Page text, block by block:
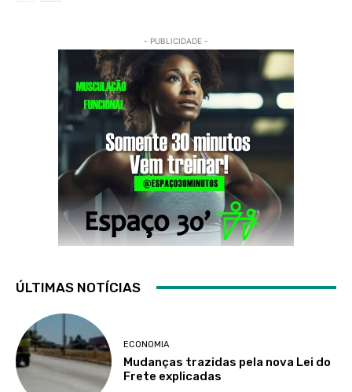
- PUBLICIDADE -
ÚLTIMAS NOTÍCIAS
ECONOMIA
Mudanças trazidas pela nova Lei do
Frete explicadas